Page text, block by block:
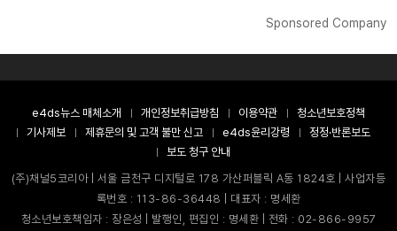
Sponsored Company
e4ds뉴스 매체소개 개인정보취급방침 이용약관
청소년보호정책
기사제보
제휴문의 및 고객 불만 신고 e4ds윤리강령
정정·반론보도
보도 청구 안내
(주)채널5코리아 | 서울 금천구 디지털로 178 가산퍼블릭 A동 1824호 | 사업자등
록번호 : 113-86-36448 | 대표자 : 명세환
청소년보호책임자 : 장은성 | 발행인, 편집인 : 명세환 | 전화 : 02-866-9957